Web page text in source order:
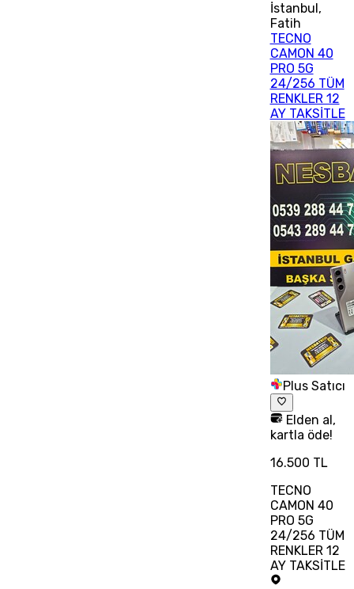
İstanbul ,
Fatih
TECNO
CAMON 40
PRO 5G
24/256 TÜM
RENKLER 12
AY TAKSİTLE
Plus Satıcı
Elden al,
kartla öde!
16.500 TL
TECNO
CAMON 40
PRO 5G
24/256 TÜM
RENKLER 12
AY TAKSİTLE